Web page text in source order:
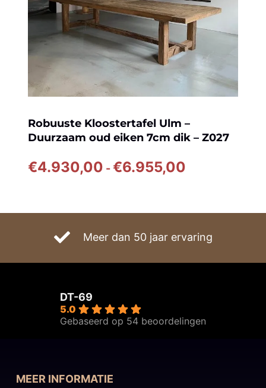
Robuuste Kloostertafel Ulm –
Duurzaam oud eiken 7cm dik – Z027
€4.930,00 -€6.955,00
€6.955,00
Meer dan 50 jaar ervaring
DT-69
5.0
Gebaseerd op 54 beoordelingen
MEER INFORMATIE